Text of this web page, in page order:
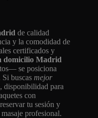
de calidad
y la comodidad de
certificados y
domicilio Madrid
se posiciona
buscas mejor
, disponibilidad para
con
tu sesión y
profesional.